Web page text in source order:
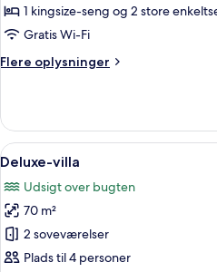
villa1 kingsize-seng og 2 store
Gratis Wi-Fi
Flere oplysninger
Flere
villa
Indlæs
alle
billeder
af
Deluxe-
villa
8
Deluxe-villa
Udsigt over bugten
70 m²
2 soveværelser
Plads til 4 personer